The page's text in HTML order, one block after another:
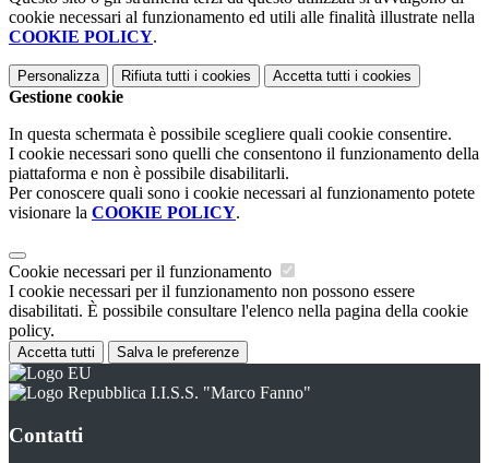
cookie necessari al funzionamento ed utili alle finalità illustrate nella
COOKIE POLICY.
Personalizza Rifiuta tutti i cookies Accetta tutti i cookies
Gestione cookie
In questa schermata è possibile scegliere quali cookie consentire.
I cookie necessari sono quelli che consentono il funzionamento della
piattaforma e non è possibile disabilitarli.
Per conoscere quali sono i cookie necessari al funzionamento potete
visionare la COOKIE POLICY.
Cookie necessari per il funzionamento
I cookie necessari per il funzionamento non possono essere
disabilitati. È possibile consultare l'elenco nella pagina della cookie
policy.
Accetta tutti Salva le preferenze
I.I.S.S. "Marco Fanno"
Contatti